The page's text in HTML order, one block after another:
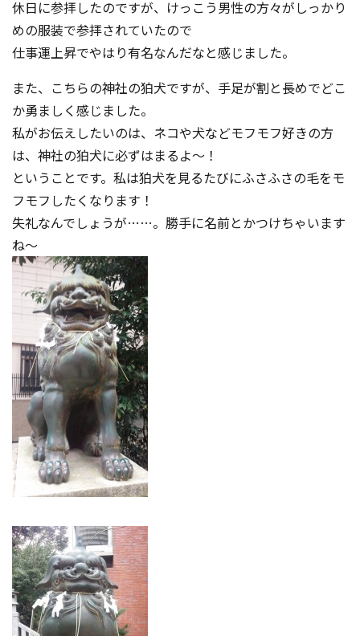
休日に参拝したのですが、けっこう男性の方々がしっかり
めの服装で参拝されていたので
仕事運上昇でやはり有名なんだなと感じました。
また、こちらの神社の狛犬ですが、手足が割と長めでどこ
か勇ましく感じました。
私がお伝えしたいのは、ネコや犬などモフモフ好きの方
は、神社の狛犬に必ずはまるよ～！
ということです。私は狛犬を見るたびにふさふさの毛をモ
フモフしたくなります！
失礼なんでしょうが……。勝手に名前とかつけちゃいます
ね～